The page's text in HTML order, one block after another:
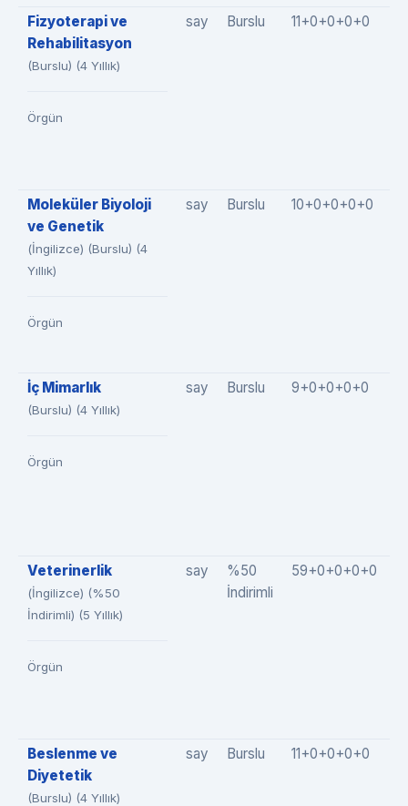
Fizyoterapi ve
Rehabilitasyon
(Burslu) (4 Yıllık)
Örgün
say Burslu 11+0+0+0+0
Moleküler Biyoloji
ve Genetik
(İngilizce) (Burslu) (4
Yıllık)
Örgün
say Burslu 10+0+0+0+0
İç Mimarlık
(Burslu) (4 Yıllık)
Örgün
say Burslu 9+0+0+0+0
Veterinerlik
(İngilizce) (%50
İndirimli) (5 Yıllık)
Örgün
say
%50
İndirimli
59+0+0+0+0
Beslenme ve
Diyetetik
(Burslu) (4 Yıllık)
say Burslu 11+0+0+0+0